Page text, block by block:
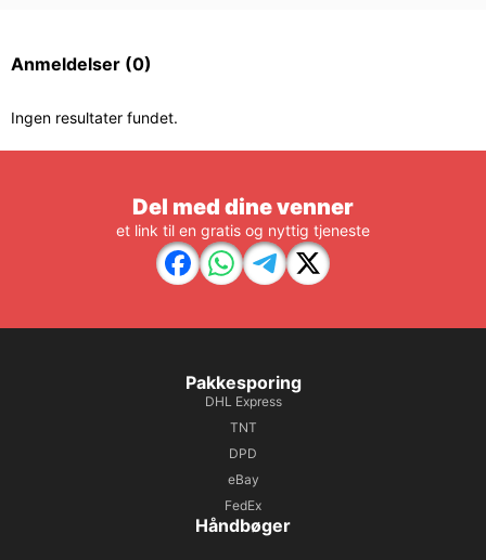
Anmeldelser (0)
Ingen resultater fundet.
Del med dine venner
et link til en gratis og nyttig tjeneste
Pakkesporing
DHL Express
TNT
DPD
eBay
FedEx
Håndbøger